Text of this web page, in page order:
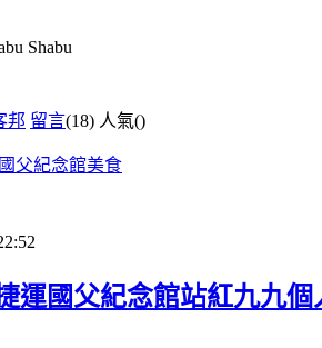
Shabu
邦 留言(18) 人氣()
父紀念館美食
運國父紀念館站紅九九